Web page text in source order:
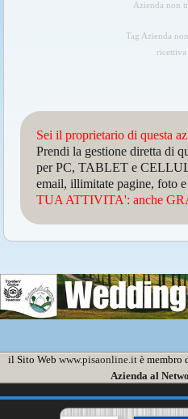
Azienda non
Tag Azienda
ricettiva
Sei il proprietario di questa
Prendi la gestione diretta di
per PC, TABLET e
email, illimitate pagine, foto
TUA ATTIVITA': anche
il Sito Web www.pisaonline.itè membro
Azienda al